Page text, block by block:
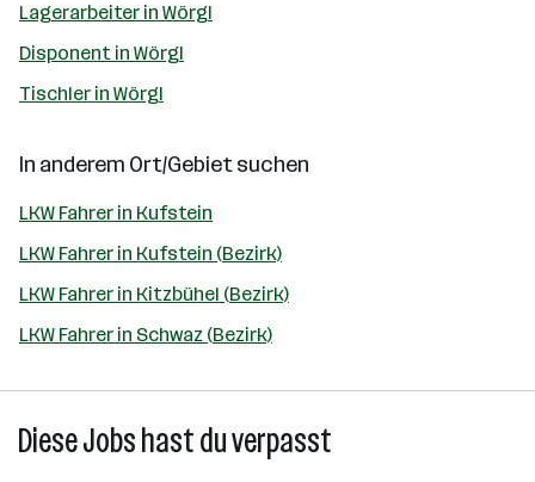
Lagerarbeiter in Wörgl
Disponent in Wörgl
Tischler in Wörgl
In anderem Ort/Gebiet suchen
LKW Fahrer in Kufstein
LKW Fahrer in Kufstein (Bezirk)
LKW Fahrer in Kitzbühel (Bezirk)
LKW Fahrer in Schwaz (Bezirk)
Diese Jobs hast du verpasst